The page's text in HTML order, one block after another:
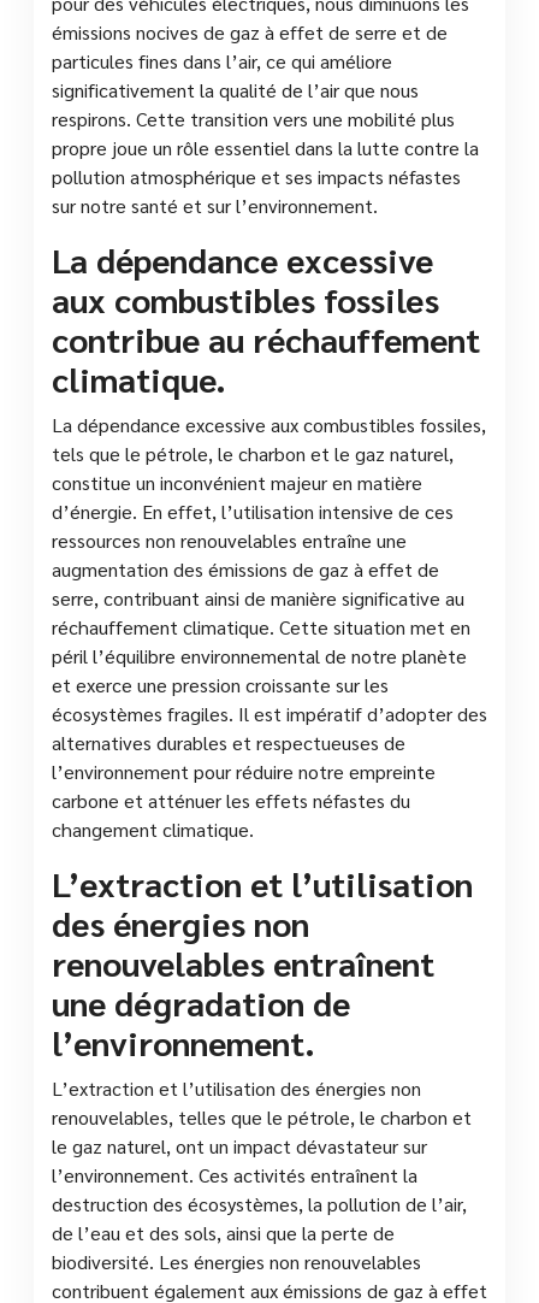
émissions nocives de gaz à effet de serre et de
particules fines dans l’air, ce qui améliore
significativement la qualité de l’air que nous
respirons. Cette transition vers une mobilité plus
propre joue un rôle essentiel dans la lutte contre la
pollution atmosphérique et ses impacts néfastes
sur notre santé et sur l’environnement.
La dépendance excessive
aux combustibles fossiles
contribue au réchauffement
climatique.
La dépendance excessive aux combustibles fossiles,
tels que le pétrole, le charbon et le gaz naturel,
constitue un inconvénient majeur en matière
d’énergie. En effet, l’utilisation intensive de ces
ressources non renouvelables entraîne une
augmentation des émissions de gaz à effet de
serre, contribuant ainsi de manière significative au
réchauffement climatique. Cette situation met en
péril l’équilibre environnemental de notre planète
et exerce une pression croissante sur les
écosystèmes fragiles. Il est impératif d’adopter des
alternatives durables et respectueuses de
l’environnement pour réduire notre empreinte
carbone et atténuer les effets néfastes du
changement climatique.
L’extraction et l’utilisation
des énergies non
renouvelables entraînent
une dégradation de
l’environnement.
L’extraction et l’utilisation des énergies non
renouvelables, telles que le pétrole, le charbon et
le gaz naturel, ont un impact dévastateur sur
l’environnement. Ces activités entraînent la
destruction des écosystèmes, la pollution de l’air,
de l’eau et des sols, ainsi que la perte de
biodiversité. Les énergies non renouvelables
contribuent également aux émissions de gaz à effet